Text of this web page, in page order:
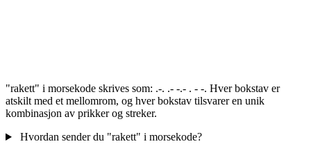
"rakett" i morsekode skrives som: .-. .- -.- . - -. Hver bokstav er
atskilt med et mellomrom, og hver bokstav tilsvarer en unik
kombinasjon av prikker og streker.
Hvordan sender du "rakett" i morsekode?